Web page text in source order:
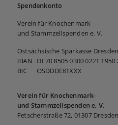
Spendenkonto
Verein für Knochenmark-
und Stammzellspenden e. V.
Ostsächsische Sparkasse Dresden
IBAN DE70 8505 0300 0221 1950
BIC OSDDDE81XXX
Verein für Knochenmark-
und Stammzellspenden e. V.
Fetscherstraße 72, 01307 Dresden